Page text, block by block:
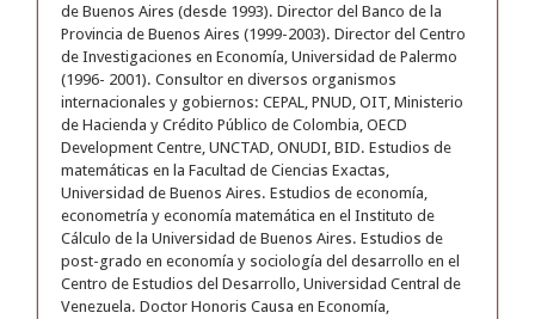
de Buenos Aires (desde 1993). Director del Banco de la
Provincia de Buenos Aires (1999-2003). Director del Centro
de Investigaciones en Economía, Universidad de Palermo
(1996- 2001). Consultor en diversos organismos
internacionales y gobiernos: CEPAL, PNUD, OIT, Ministerio
de Hacienda y Crédito Público de Colombia, OECD
Development Centre, UNCTAD, ONUDI, BID. Estudios de
matemáticas en la Facultad de Ciencias Exactas,
Universidad de Buenos Aires. Estudios de economía,
econometría y economía matemática en el Instituto de
Cálculo de la Universidad de Buenos Aires. Estudios de
post-grado en economía y sociología del desarrollo en el
Centro de Estudios del Desarrollo, Universidad Central de
Venezuela. Doctor Honoris Causa en Economía,